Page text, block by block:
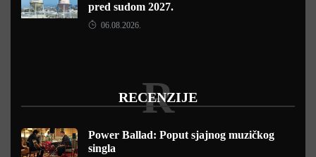
pred sudom 2027.
06.08.2026.
RECENZIJE
R
Power Ballad: Poput sjajnog muzičkog
singla